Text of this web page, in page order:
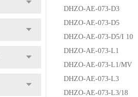
DHZO-AE-073-D3
DHZO-AE-073-D5
DHZO-AE-073-D5/I 10
DHZO-AE-073-L1
DHZO-AE-073-L1/MV
DHZO-AE-073-L3
DHZO-AE-073-L3/18